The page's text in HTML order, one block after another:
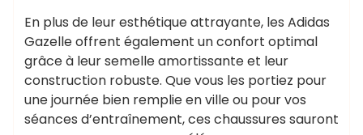
En plus de leur esthétique attrayante, les Adidas
Gazelle offrent également un confort optimal
grâce à leur semelle amortissante et leur
construction robuste. Que vous les portiez pour
une journée bien remplie en ville ou pour vos
séances d’entraînement, ces chaussures sauront